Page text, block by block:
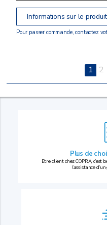
Informations sur le produit
Pour passer commande, contactez
1 2
Plus de
Etre client chez COPRA, c’est
l’assistance